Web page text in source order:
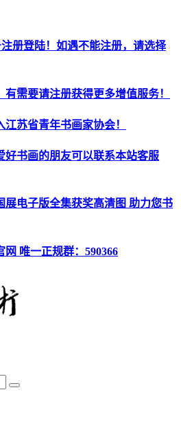
册登陆！如遇不能注册，请选择
有需要请注册获得更多增值服务！
苏省青年书画家协会！
好书画的朋友可以联系本站客服
展电子版全集获奖高清图 助力您书
唯一正规群：590366